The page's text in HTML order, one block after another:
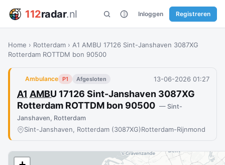
112radar.nl Inloggen Registreren
Home › Rotterdam › A1 AMBU 17126 Sint-Janshaven 3087XG
Rotterdam ROTTDM bon 90500
Ambulance P1 Afgesloten 13-06-2026 01:27
A1 AMBU 17126 Sint-Janshaven 3087XG
Rotterdam ROTTDM bon 90500 — Sint-
Janshaven, Rotterdam
Sint-Janshaven, Rotterdam (3087XG)Rotterdam-Rijnmond